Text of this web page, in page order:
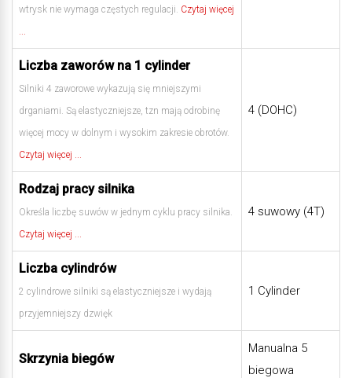
wtrysk nie wymaga częstych regulacji. Czytaj więcej
Liczba zaworów na 1 cylinder
Silniki 4 zaworowe wykazują się mniejszymi
drganiami. Są elastyczniejsze, tzn mają odrobinę
więcej mocy w dolnym i wysokim zakresie obrotów.
Czytaj więcej ...
4 (DOHC)
Rodzaj pracy silnika
Określa liczbę suwów w jednym cyklu pracy silnika.
Czytaj więcej ...
4 suwowy (4T)
Liczba cylindrów
2 cylindrowe silniki są elastyczniejsze i wydają
przyjemniejszy dzwięk
1 Cylinder
Skrzynia biegów
Manualna 5
biegowa